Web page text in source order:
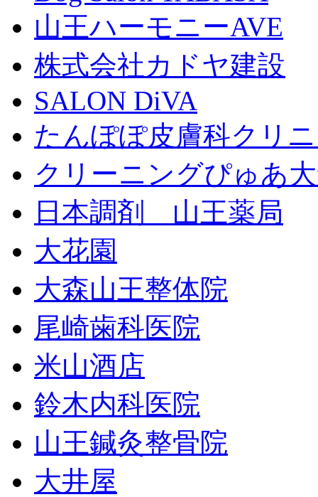
山王ハーモニーAVE
株式会社カドヤ建設
SALON DiVA
たんぽぽ皮膚科クリ
クリーニングぴゅあ
日本調剤 山王薬局
大花園
大森山王整体院
尾崎歯科医院
米山酒店
鈴木内科医院
山王鍼灸整骨院
大井屋